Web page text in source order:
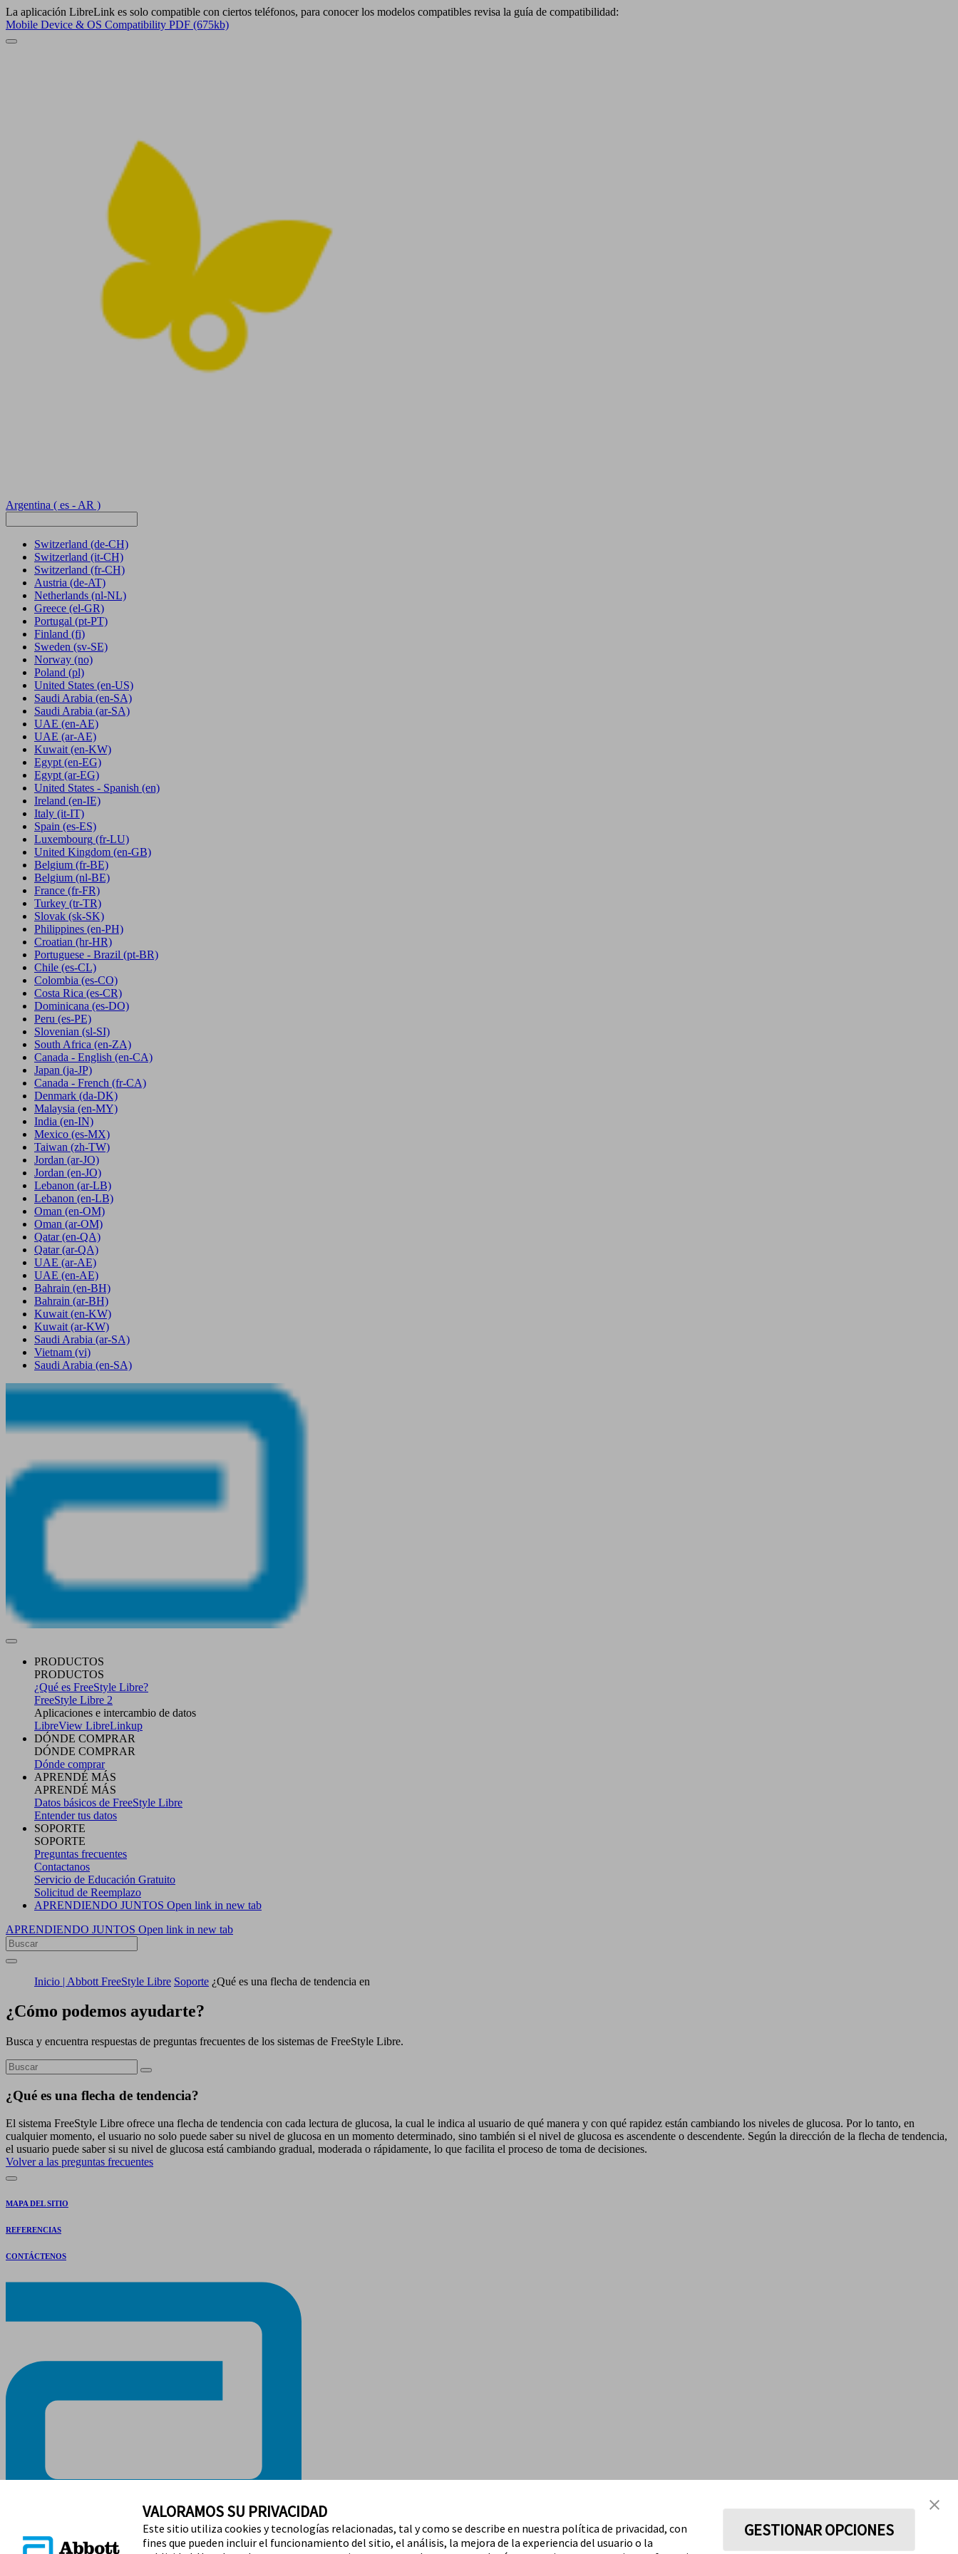
La aplicación LibreLink es solo compatible con ciertos teléfonos, para conocer los modelos compatibles revisa la guía de compatibilidad:
Mobile Device & OS Compatibility PDF (675kb)
Argentina ( es - AR )
Switzerland (de-CH)
Switzerland (it-CH)
Switzerland (fr-CH)
Austria (de-AT)
Netherlands (nl-NL)
Greece (el-GR)
Portugal (pt-PT)
Finland (fi)
Sweden (sv-SE)
Norway (no)
Poland (pl)
United States (en-US)
Saudi Arabia (en-SA)
Saudi Arabia (ar-SA)
UAE (en-AE)
UAE (ar-AE)
Kuwait (en-KW)
Egypt (en-EG)
Egypt(ar-EG)
United States - Spanish (en)
Ireland (en-IE)
Italy (it-IT)
Spain (es-ES)
Luxembourg (fr-LU)
United Kingdom (en-GB)
Belgium (fr-BE)
Belgium (nl-BE)
France (fr-FR)
Turkey (tr-TR)
Slovak (sk-SK)
Philippines (en-PH)
Croatian (hr-HR)
Portuguese - Brazil (pt-BR)
Chile (es-CL)
Colombia (es-CO)
Costa Rica (es-CR)
Dominicana (es-DO)
Peru (es-PE)
Slovenian (sl-SI)
South Africa (en-ZA)
Canada - English (en-CA)
Japan (ja-JP)
Canada - French (fr-CA)
Denmark (da-DK)
Malaysia (en-MY)
India (en-IN)
Mexico (es-MX)
Taiwan (zh-TW)
Jordan (ar-JO)
Jordan (en-JO)
Lebanon (ar-LB)
Lebanon (en-LB)
Oman (en-OM)
Oman (ar-OM)
Qatar (en-QA)
Qatar (ar-QA)
UAE (ar-AE)
UAE (en-AE)
Bahrain (en-BH)
Bahrain (ar-BH)
Kuwait (en-KW)
Kuwait (ar-KW)
Saudi Arabia (ar-SA)
Vietnam (vi)
Saudi Arabia (en-SA)
PRODUCTOS
PRODUCTOS
¿Qué es FreeStyle Libre?
FreeStyle Libre 2
Aplicaciones e intercambio de datos
LibreView LibreLinkup
DÓNDE COMPRAR
DÓNDE COMPRAR
Dónde comprar
APRENDÉ MÁS
APRENDÉ MÁS
Datos básicos de FreeStyle Libre
Entender tus datos
SOPORTE
SOPORTE
Preguntas frecuentes
Contactanos
Servicio de Educación Gratuito
Solicitud de Reemplazo
APRENDIENDO JUNTOS Open link in new tab
APRENDIENDO JUNTOS Open link in new tab
Inicio | Abbott FreeStyle Libre Soporte ¿Qué es una flecha de tendencia en
¿Cómo podemos ayudarte?
Busca y encuentra respuestas de preguntas frecuentes de los sistemas de FreeStyle Libre.
¿Qué es una flecha de tendencia?
El sistema FreeStyle Libre ofrece una flecha de tendencia con cada lectura de glucosa, la cual le indica al usuario de qué manera y con qué rapidez están cambiando los niveles de glucosa. Por lo tanto, en
cualquier momento, el usuario no solo puede saber su nivel de glucosa en un momento determinado, sino también si el nivel de glucosa es ascendente o descendente. Según la dirección de la flecha de tendencia,
el usuario puede saber si su nivel de glucosa está cambiando gradual, moderada o rápidamente, lo que facilita el proceso de toma de decisiones.
Volver a las preguntas frecuentes
MAPA DEL SITIO
REFERENCIAS
CONTÁCTENOS
MANTENETE EN CONTACTO
VALORAMOS SU PRIVACIDAD
Este sitio utiliza cookies y tecnologías relacionadas, tal y como se describe en nuestra política de privacidad, con
fines que pueden incluir el funcionamiento del sitio, el análisis, la mejora de la experiencia del usuario o la
GESTIONAR OPCIONES